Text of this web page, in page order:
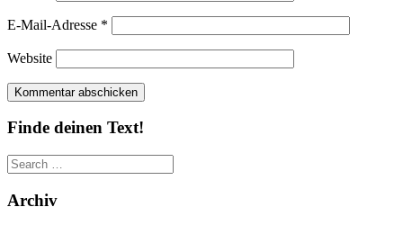
E-Mail-Adresse *
Website
Finde deinen Text!
Search
for:
Archiv